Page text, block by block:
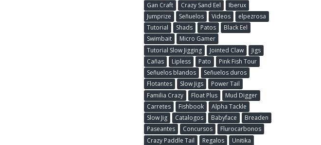
Gan Craft
Crazy Sand Eel
Iberux
Jumprize
Señuelos Videos
elpezrosa
Tutorial
Shads Patos
Black Eel
Swimbait
Micro Gamer
Tutorial Slow Jigging
Jointed Claw
Jigs
Cañas
Lipless Pato
Pink Fish Tour
Señuelos blandos
Señuelos duros
Flotantes
Slow Jigs
Power Tail
Familia Crazy
Float Plus
Mud Digger
Carretes
Fishbook
Alpha Tackle
Slow Jig
Catalogos Babyface
Breaden
Paseantes
Concursos
Flurocarbonos
Crazy Paddle Tail
Regalos
Unitika